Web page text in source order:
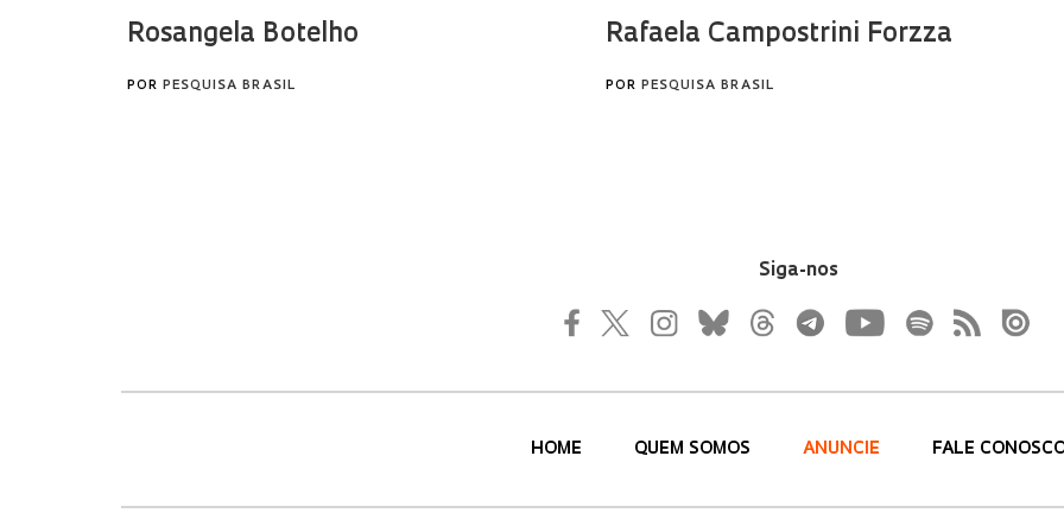
Siga-nos
HOME QUEM SOMOS ANUNCIE FALE